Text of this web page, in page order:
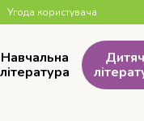
Угода користувача
Навчальна
література